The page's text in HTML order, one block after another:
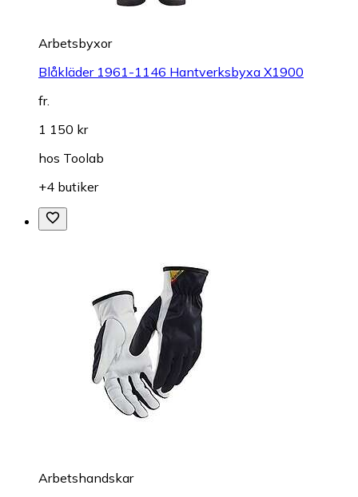
Arbetsbyxor
Blåkläder 1961-1146 Hantverksbyxa X1900
fr.
1 150 kr
hos Toolab
+4 butiker
Arbetshandskar